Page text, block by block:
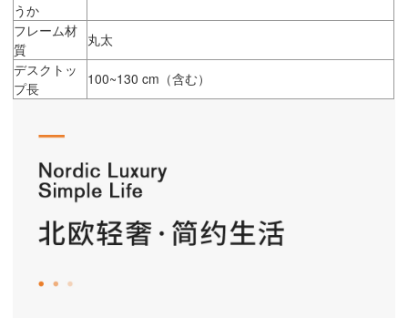
うか
フレーム材
質
丸太
デスクトッ
プ長
100~130 cm（含む）